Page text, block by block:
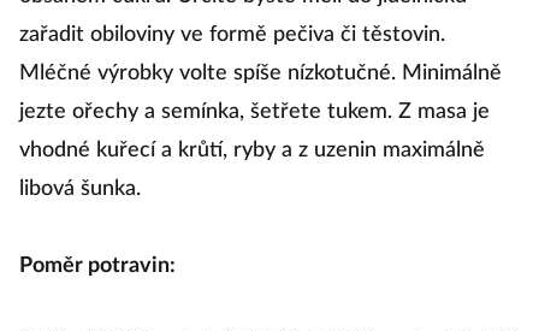
zařadit obiloviny ve formě pečiva či těstovin.
Mléčné výrobky volte spíše nízkotučné. Minimálně
jezte ořechy a semínka, šetřete tukem. Z masa je
vhodné kuřecí a krůtí, ryby a z uzenin maximálně
libová šunka.
Poměr potravin: